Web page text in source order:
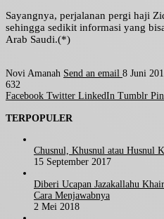
Sayangnya, perjalanan pergi haji
sehingga sedikit informasi yang
Arab Saudi.(*)
Novi Amanah Send an email 8 Juni
632
Facebook Twitter LinkedIn Tumblr
TERPOPULER
Chusnul, Khusnul atau Husnul
15 September 2017
Diberi Ucapan Jazakallahu
Cara Menjawabnya
2 Mei 2018